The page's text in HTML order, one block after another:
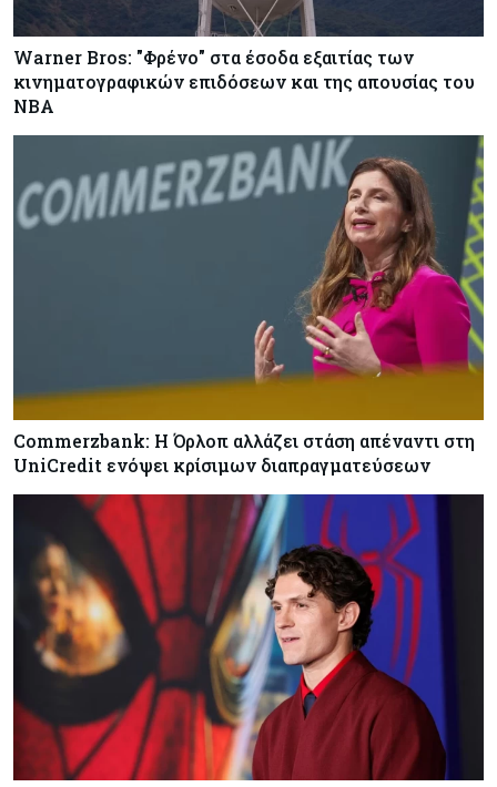
Warner Bros: "Φρένο" στα έσοδα εξαιτίας των
κινηματογραφικών επιδόσεων και της απουσίας του
NBA
Commerzbank: Η Όρλοπ αλλάζει στάση απέναντι στη
UniCredit ενόψει κρίσιμων διαπραγματεύσεων